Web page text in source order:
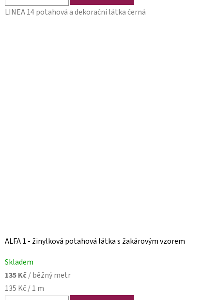
LINEA 14 potahová a dekorační látka černá
ALFA 1 - žinylková potahová látka s žakárovým vzorem
hodnocení
produktu
je
Skladem
135 Kč/ běžný metr
Měrná
135 Kč / 1 m